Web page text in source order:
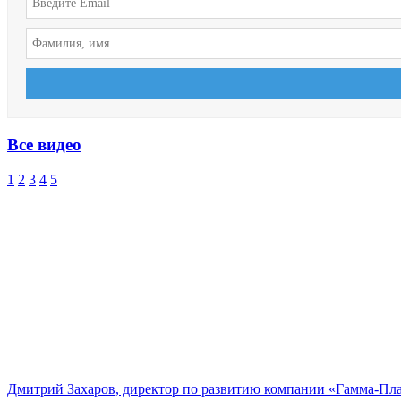
Все видео
1 2 3 4 5
Дмитрий Захаров, директор по развитию компании «Гамма-